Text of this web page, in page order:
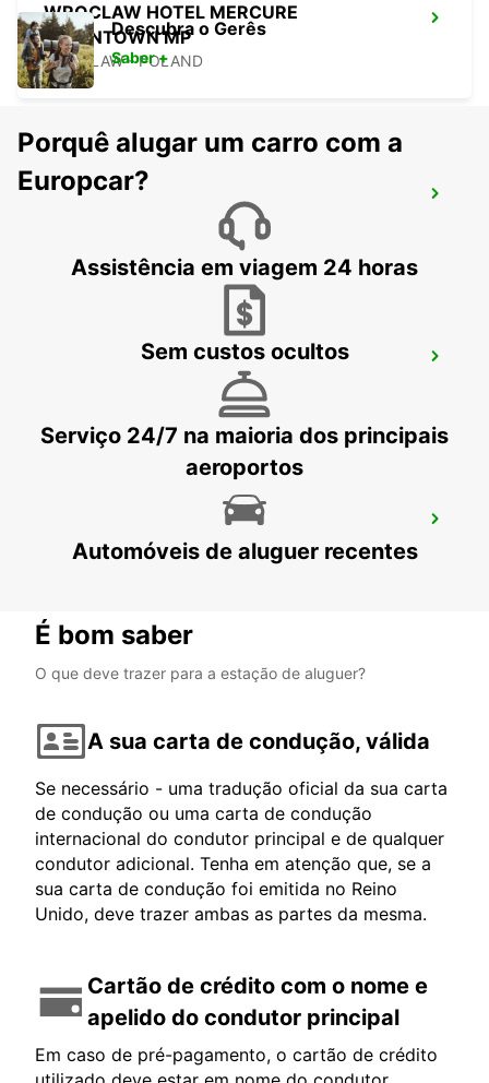
WROCLAW HOTEL MERCURE
DOWNTOWN MP
WROCLAW - POLAND
MISKOLC
MISKOLC BOSCH IMPLANT
WROCLAW AEROPORTO
WROCLAW - POLAND
Descubra o Gerês
Saber +
Porquê alugar um carro com a
Europcar?
Assistência em viagem 24 horas
Sem custos ocultos
Serviço 24/7 na maioria dos principais
aeroportos
Automóveis de aluguer recentes
É bom saber
O que deve trazer para a estação de aluguer?
A sua carta de condução, válida
Se necessário - uma tradução oficial da sua carta
de condução ou uma carta de condução
internacional do condutor principal e de qualquer
condutor adicional. Tenha em atenção que, se a
sua carta de condução foi emitida no Reino
Unido, deve trazer ambas as partes da mesma.
Cartão de crédito com o nome e
apelido do condutor principal
Em caso de pré-pagamento, o cartão de crédito